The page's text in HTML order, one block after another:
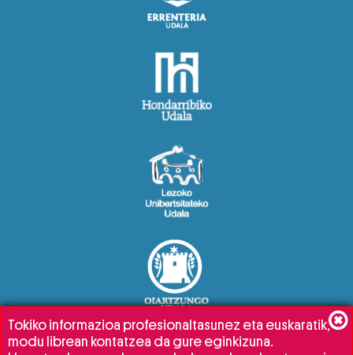
Tokiko informazioa profesionaltasunez eta euskaratik,
modu librean kontatzea da gure eginkizuna.